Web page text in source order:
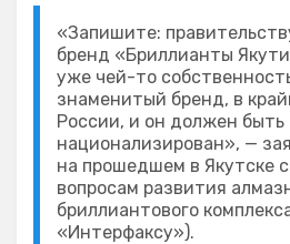
«Запишите:
бренд «Бриллианты
уже чей-то
знаменитый бренд, в
России, и он должен быть
национализирован», —
на прошедшем в Якутске
вопросам развития
бриллиантового
«Интерфаксу»).